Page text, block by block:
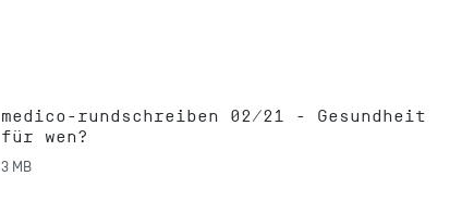
medico-rundschreiben 02/21 - Gesundheit
für wen?
3 MB